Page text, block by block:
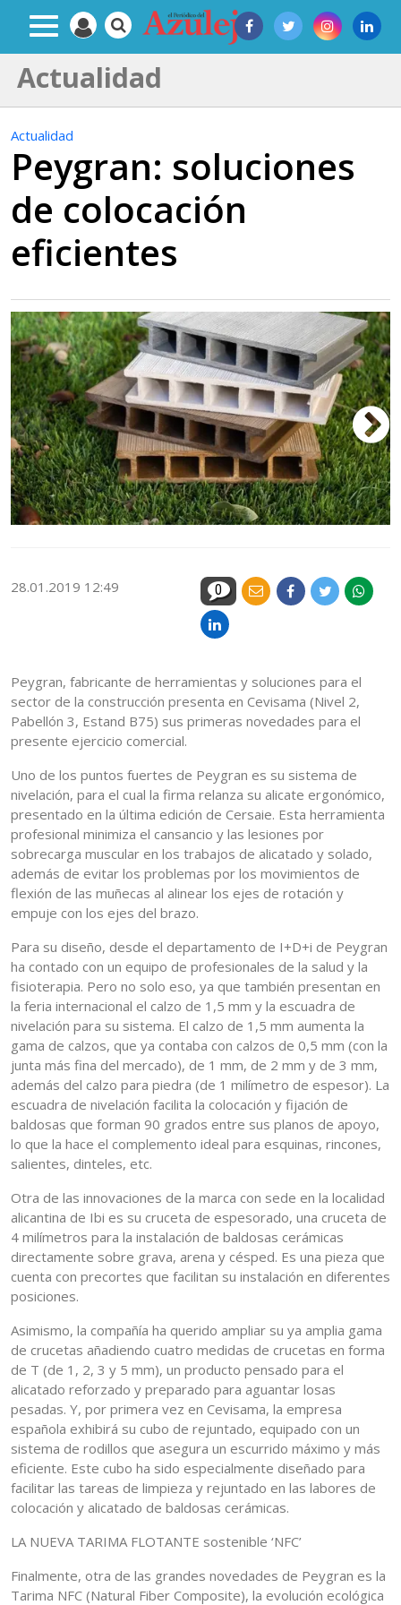
Actualidad
Actualidad
Peygran: soluciones
de colocación
eficientes
28.01.2019 12:49 0
Peygran, fabricante de herramientas y soluciones para el
sector de la construcción presenta en Cevisama (Nivel 2,
Pabellón 3, Estand B75) sus primeras novedades para el
presente ejercicio comercial.
Uno de los puntos fuertes de Peygran es su sistema de
nivelación, para el cual la firma relanza su alicate ergonómico,
presentado en la última edición de Cersaie. Esta herramienta
profesional minimiza el cansancio y las lesiones por
sobrecarga muscular en los trabajos de alicatado y solado,
además de evitar los problemas por los movimientos de
flexión de las muñecas al alinear los ejes de rotación y
empuje con los ejes del brazo.
Para su diseño, desde el departamento de I+D+i de Peygran
ha contado con un equipo de profesionales de la salud y la
fisioterapia. Pero no solo eso, ya que también presentan en
la feria internacional el calzo de 1,5 mm y la escuadra de
nivelación para su sistema. El calzo de 1,5 mm aumenta la
gama de calzos, que ya contaba con calzos de 0,5 mm (con la
junta más fina del mercado), de 1 mm, de 2 mm y de 3 mm,
además del calzo para piedra (de 1 milímetro de espesor). La
escuadra de nivelación facilita la colocación y fijación de
baldosas que forman 90 grados entre sus planos de apoyo,
lo que la hace el complemento ideal para esquinas, rincones,
salientes, dinteles, etc.
Otra de las innovaciones de la marca con sede en la localidad
alicantina de Ibi es su cruceta de espesorado, una cruceta de
4 milímetros para la instalación de baldosas cerámicas
directamente sobre grava, arena y césped. Es una pieza que
cuenta con precortes que facilitan su instalación en diferentes
posiciones.
Asimismo, la compañía ha querido ampliar su ya amplia gama
de crucetas añadiendo cuatro medidas de crucetas en forma
de T (de 1, 2, 3 y 5 mm), un producto pensado para el
alicatado reforzado y preparado para aguantar losas
pesadas. Y, por primera vez en Cevisama, la empresa
española exhibirá su cubo de rejuntado, equipado con un
sistema de rodillos que asegura un escurrido máximo y más
eficiente. Este cubo ha sido especialmente diseñado para
facilitar las tareas de limpieza y rejuntado en las labores de
colocación y alicatado de baldosas cerámicas.
LA NUEVA TARIMA FLOTANTE sostenible ‘NFC’
Finalmente, otra de las grandes novedades de Peygran es la
Tarima NFC (Natural Fiber Composite), la evolución ecológica